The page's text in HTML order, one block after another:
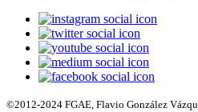
©2012-2024 FGAE, Flavio González